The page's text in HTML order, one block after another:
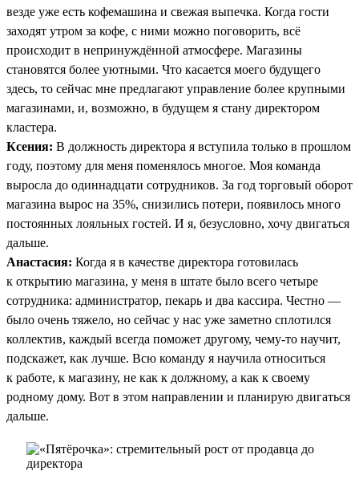
везде уже есть кофемашина и свежая выпечка. Когда гости
заходят утром за кофе, с ними можно поговорить, всё
происходит в непринуждённой атмосфере. Магазины
становятся более уютными. Что касается моего будущего
здесь, то сейчас мне предлагают управление более крупными
магазинами, и, возможно, в будущем я стану директором
кластера.
Ксения: В должность директора я вступила только в прошлом
году, поэтому для меня поменялось многое. Моя команда
выросла до одиннадцати сотрудников. За год торговый оборот
магазина вырос на 35%, снизились потери, появилось много
постоянных лояльных гостей. И я, безусловно, хочу двигаться
дальше.
Анастасия: Когда я в качестве директора готовилась
к открытию магазина, у меня в штате было всего четыре
сотрудника: администратор, пекарь и два кассира. Честно —
было очень тяжело, но сейчас у нас уже заметно сплотился
коллектив, каждый всегда поможет другому, чему-то научит,
подскажет, как лучше. Всю команду я научила относиться
к работе, к магазину, не как к должному, а как к своему
родному дому. Вот в этом направлении и планирую двигаться
дальше.